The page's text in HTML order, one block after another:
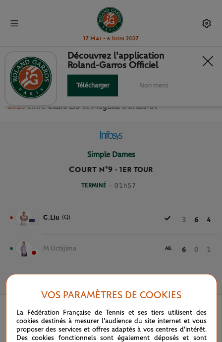
17 Mai - 6 Juin 2027
1ER TOUR SIMPLE DAMES
Revivez le match du 1er Tour Simple Dames Roland Garros
2026 entre Claire LIU et Moyuka UCHIJIMA
Simple Dames
Court n°9 - 1ER TOUR
TERMINÉ - 01h57
C.Liu (Q) 3 6 4
M.Uchijima AB. 6 0 1
Découvrez l'application
Roland-Garros Officiel
Télécharger Non merci
VOS PARAMÈTRES DE COOKIES
La Fédération Française de Tennis et ses tiers utilisent des
cookies destinés à mesurer l'audience du site internet et vous
proposer des services et offres adaptés à vos centres d'intérêt.
Des cookies fonctionnels sont également déposés et sont